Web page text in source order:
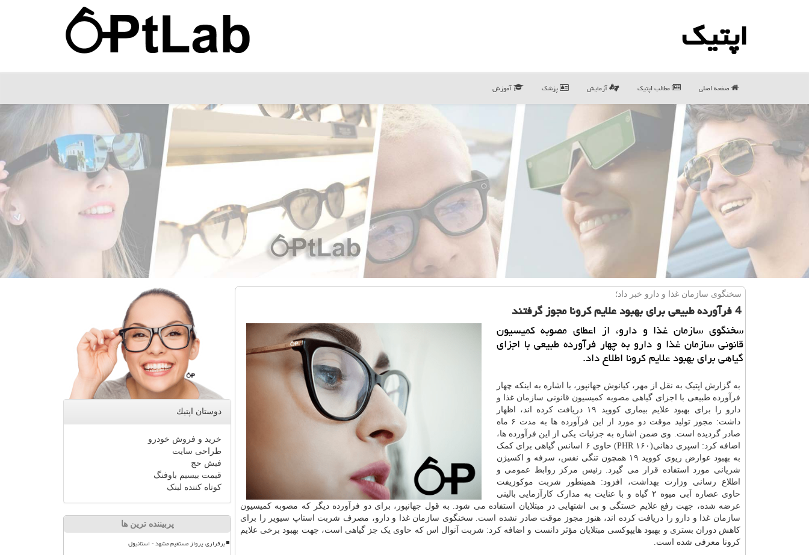
اپتیك
صفحه اصلی مطالب اپتیك آزمایش پزشک آموزش
سخنگوی سازمان غذا و دارو خبر داد؛
4 فرآورده طبیعی برای بهبود علایم كرونا مجوز گرفتند
سخنگوی سازمان غذا و دارو، از اعطای مصوبه كمیسیون
قانونی سازمان غذا و دارو به چهار فرآورده طبیعی با اجزای
گیاهی برای بهبود علایم كرونا اطلاع داد.
به گزارش اپتیک به نقل از مهر، کیانوش جهانپور، با اشاره به اینکه چهار
فرآورده طبیعی با اجزای گیاهی مصوبه کمیسیون قانونی سازمان غذا و
دارو
را برای بهبود علایم بیماری کووید ۱۹ دریافت کرده اند، اظهار
داشت: مجوز تولید موقت دو مورد از این فرآورده ها به مدت ۶ ماه
صادر گردیده است. وی ضمن اشاره به جزئیات یکی از این فرآورده ها،
اضافه کرد: اسپری دهانی(PHR ۱۶۰) حاوی ۶ اسانس گیاهی برای کمک
به بهبود عوارض ریوی کووید ۱۹ همچون تنگی نفس، سرفه و اکسیژن
شریانی مورد استفاده قرار می گیرد. رئیس مرکز روابط عمومی و
اطلاع رسانی وزارت بهداشت، افزود: همینطور شربت موکوزیفت
حاوی عصاره آبی میوه ۲ گیاه و با عنایت به مدارک کارآزمایی بالینی
عرضه شده، جهت رفع علایم خستگی و بی اشتهایی در مبتلایان استفاده می شود. به قول جهانپور، برای دو فرآورده دیگر که مصوبه کمیسیون
سازمان غذا و دارو را دریافت کرده اند، هنوز مجوز موقت صادر نشده است. سخنگوی سازمان غذا و دارو، مصرف شربت استاپ سیویر را برای
کاهش دوران بستری و بهبود هایپوکسی مبتلایان مؤثر دانست و اضافه کرد: شربت آنوال اس که حاوی یک جز گیاهی است، جهت بهبود برخی علایم
کرونا معرفی شده است.
دوستان اپتیك
خرید و فروش خودرو
طراحی سایت
فیش حج
قیمت بیسیم باوفنگ
کوتاه کننده لینک
پربیننده ترین ها
برقراری پرواز مستقیم مشهد - استانبول